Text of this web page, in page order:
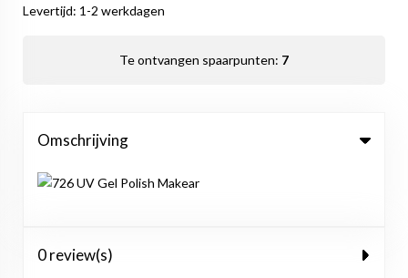
Levertijd: 1-2 werkdagen
Te ontvangen spaarpunten: 7
Omschrijving
0 review(s)